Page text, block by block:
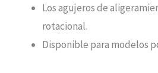
Los agujeros de
rotacional.
Disponible para modelos